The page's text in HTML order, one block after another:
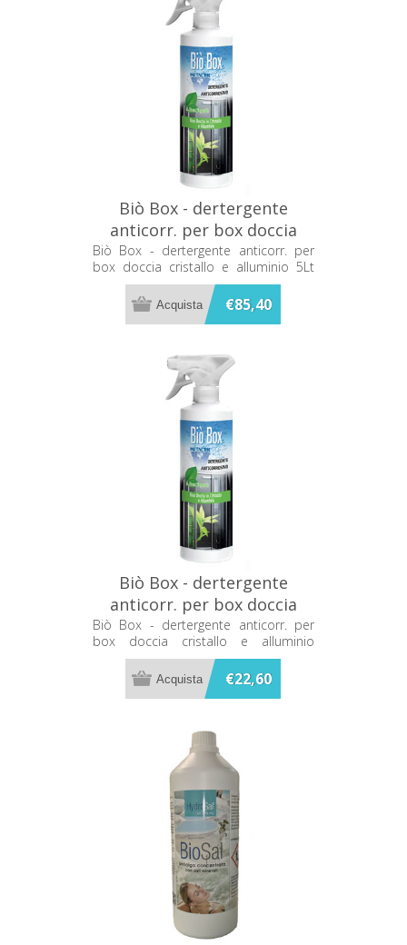
Biò Box - dertergente
anticorr. per box doccia
cristallo e alluminio 5Lt
Metacril 08205001
Biò Box - dertergente anticorr. per
box doccia cristallo e alluminio 5Lt
Metacril 08205001
€85,40
Biò Box - dertergente
anticorr. per box doccia
cristallo e alluminio
Metacril 08000501
Biò Box - dertergente anticorr. per
box doccia cristallo e alluminio
Metacril 08000501
€22,60